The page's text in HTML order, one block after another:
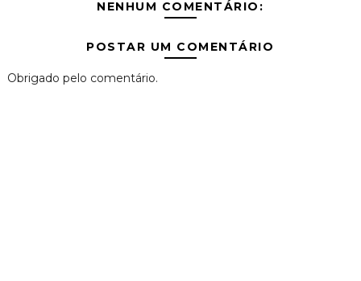
NENHUM COMENTÁRIO:
POSTAR UM COMENTÁRIO
Obrigado pelo comentário.